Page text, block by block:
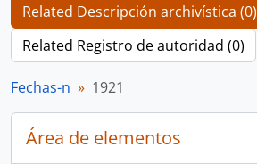
Related Descripción archivística (0)
Related Registro de autoridad (0)
Fechas-n 1921
Área de elementos